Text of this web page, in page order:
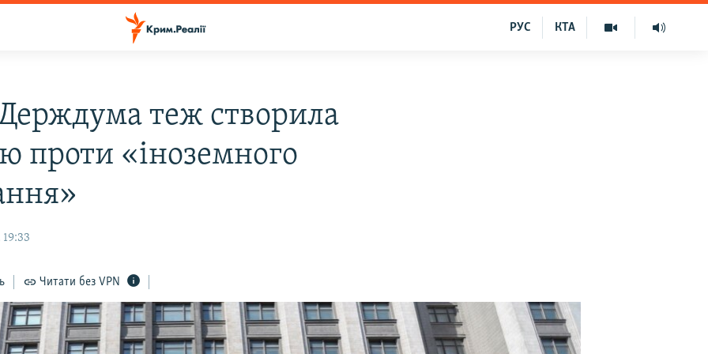
КТА
РУС
Держдума теж створила
проти «іноземного
Читати без VPN